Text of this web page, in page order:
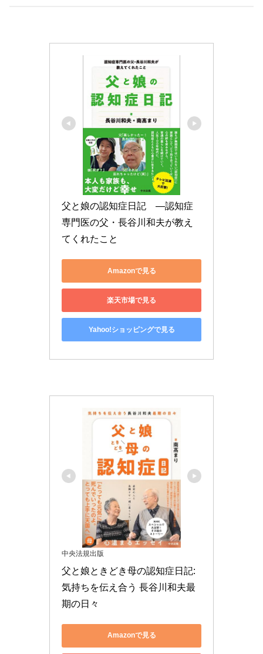
父と娘の認知症日記　―認知症
専門医の父・長谷川和夫が教え
てくれたこと
Amazonで見る
楽天市場で見る
Yahoo!ショッピングで見る
中央法規出版
父と娘ときどき母の認知症日記:
気持ちを伝え合う 長谷川和夫最
期の日々
Amazonで見る